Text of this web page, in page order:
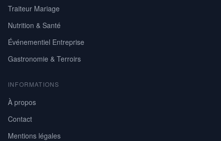
Traiteur Mariage
Nutrition & Santé
Événementiel Entreprise
Gastronomie & Terroirs
INFORMATIONS
À propos
Contact
Mentions légales